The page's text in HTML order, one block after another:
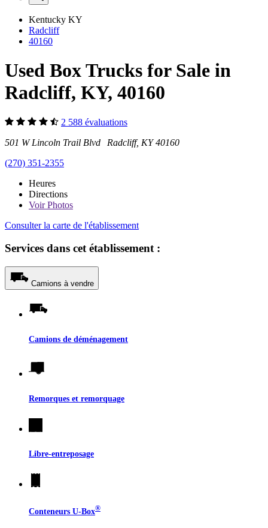
Kentucky KY
Radcliff
40160
Used Box Trucks for Sale in
Radcliff, KY, 40160
2 588 évaluations
501 W Lincoln Trail Blvd Radcliff, KY 40160
(270) 351-2355
Heures
Directions
VoirPhotos
Consulter la carte de l'établissement
Services dans cet établissement :
Camions à vendre
Camions de déménagement
Remorques et remorquage
Libre-entreposage
Conteneurs U-Box®